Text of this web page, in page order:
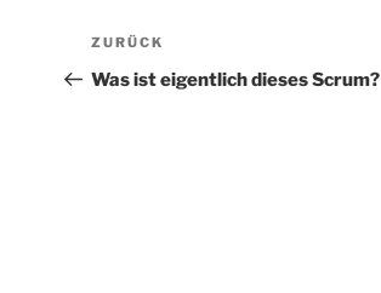
Beitragsnavigation
Vorheriger
Beitrag
ZURÜCK
Was ist eigentlich dieses Scrum?